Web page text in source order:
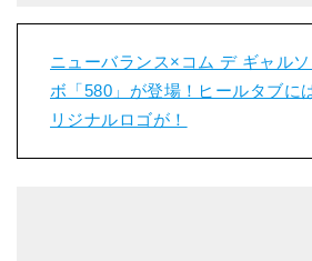
ニューバランス×コム デ ギャル
ボ「580」が登場！ヒールタブに
リジナルロゴが！